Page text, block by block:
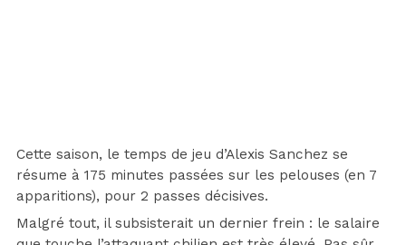
Cette saison, le temps de jeu d’Alexis Sanchez se
résume à 175 minutes passées sur les pelouses (en 7
apparitions), pour 2 passes décisives.
Malgré tout, il subsisterait un dernier frein : le salaire